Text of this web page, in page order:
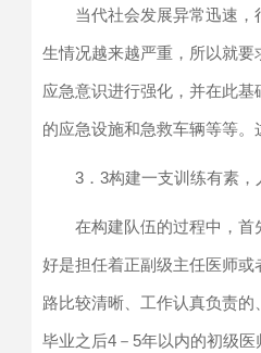
当代社会发展异常迅速
生情况越来越严重，所以就
应急意识进行强化，并在此
的应急设施和急救车辆等等。
3．3构建一支训练有素
在构建队伍的过程中，
好是担任着正副级主任医师
路比较清晰、工作认真负责
毕业之后4－5年以内的初级